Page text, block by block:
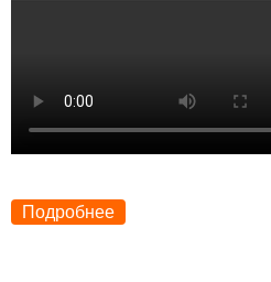
Подробнее